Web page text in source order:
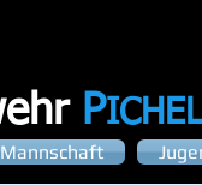
P
Mannschaft